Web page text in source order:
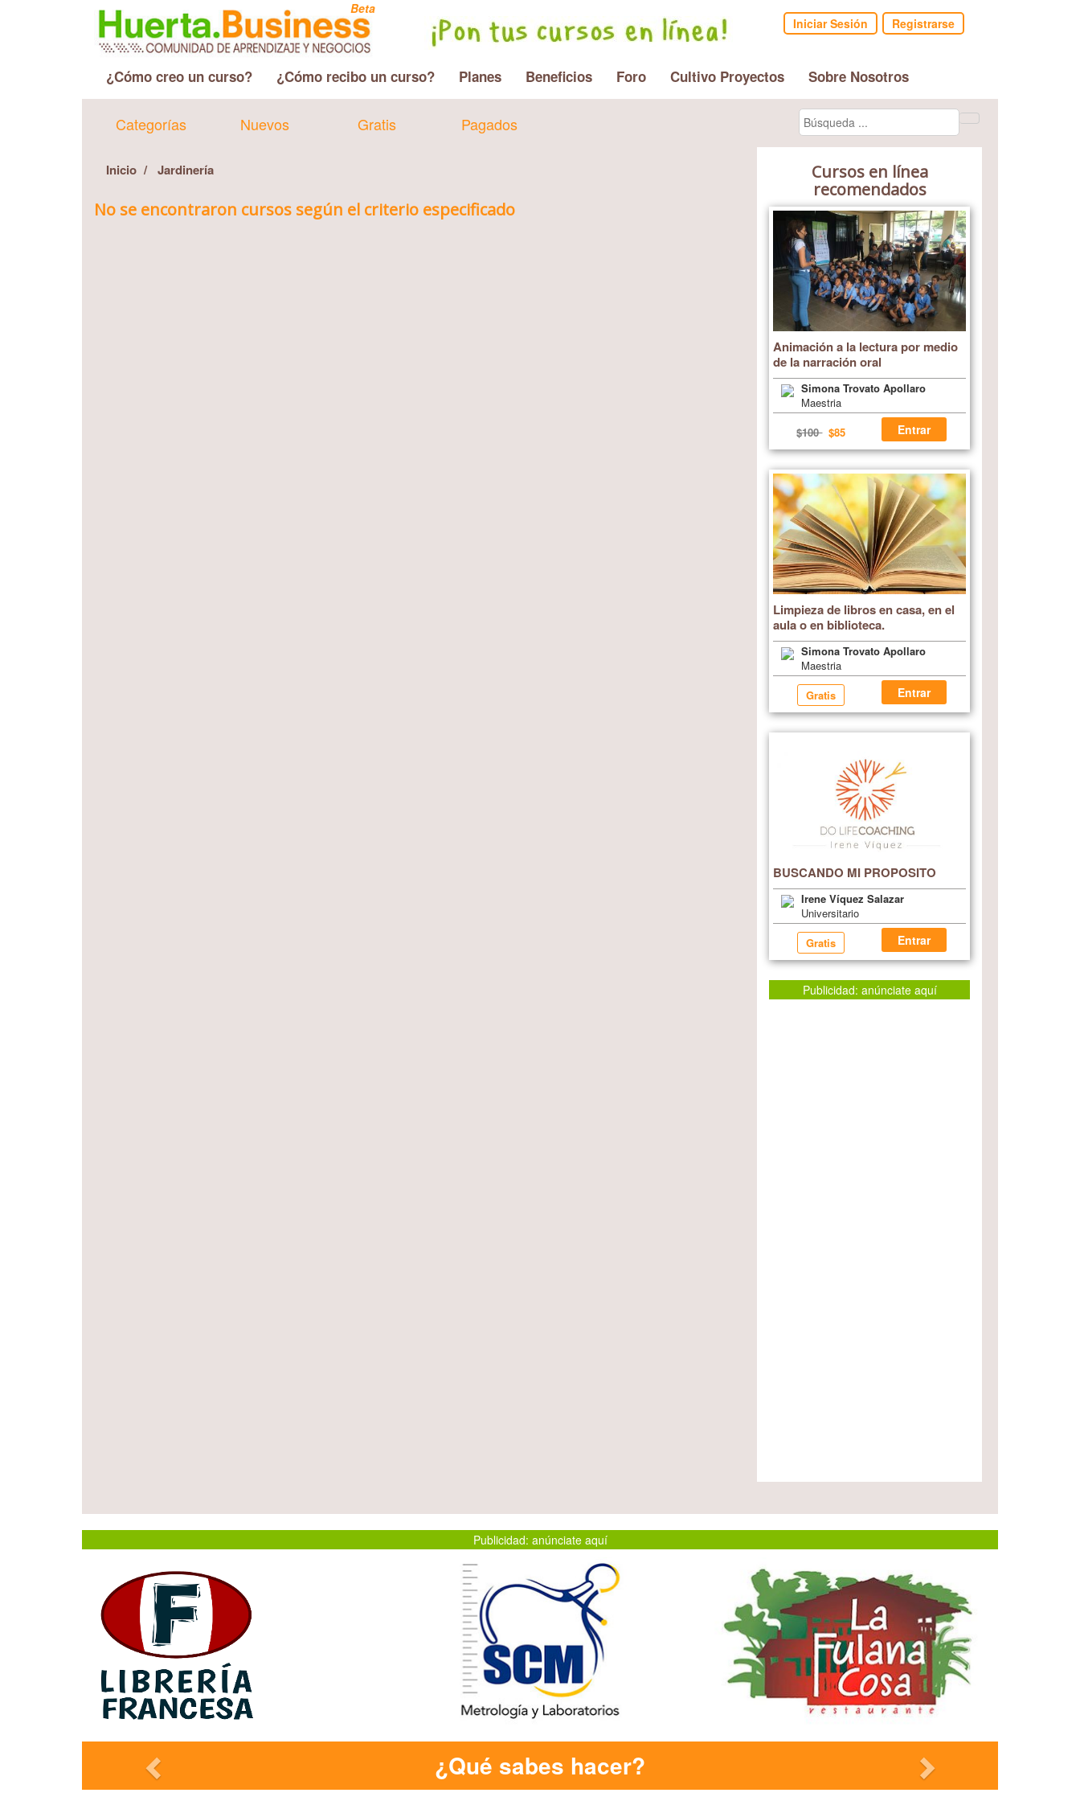
Beta
Registrarse
Iniciar Sesión
¿Cómo creo un curso? ¿Cómo recibo un curso? Planes Beneficios Foro Cultivo Proyectos Sobre Nosotros
Categorías Nuevos Gratis Pagados
Inicio Jardinería
No se encontraron cursos según el criterio especificado
Cursos en línea
recomendados
Animación a la lectura por medio
de la narración oral
Simona Trovato Apollaro
Maestria
$100$85 Entrar
Limpieza de libros en casa, en el
aula o en biblioteca.
Simona Trovato Apollaro
Maestria
Gratis
Entrar
BUSCANDO MI PROPOSITO
Irene Víquez Salazar
Universitario
Gratis
Entrar
Publicidad: anúnciate aquí
Publicidad: anúnciate aquí
¿Qué sabes hacer?